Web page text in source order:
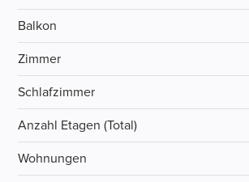
Balkon
Zimmer
Schlafzimmer
Anzahl Etagen (Total)
Wohnungen